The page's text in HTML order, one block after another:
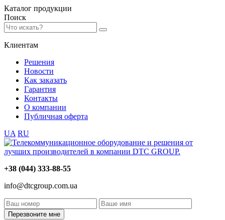
Каталог продукции
Поиск
Клиентам
Решения
Новости
Как заказать
Гарантия
Контакты
О компании
Публичная оферта
UA RU
+38 (044) 333-88-55
info@dtcgroup.com.ua
Перезвоните мне